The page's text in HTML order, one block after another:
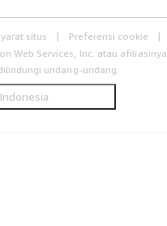
situs Preferensi cookie
Web Services, Inc. atau afiliasinya.
undang-undang.